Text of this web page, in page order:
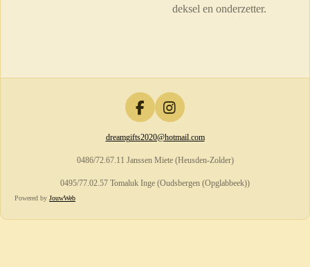
deksel en onderzetter.
F
a
c
b
o
I
n
s
a
g
m
dreamgifts2020@hotmail.com
0486/72.67.11 Janssen Miete (Heusden-Zolder)
0495/77.02.57 Tomaluk Inge (Oudsbergen (Opglabbeek))
Powered by JouwWeb